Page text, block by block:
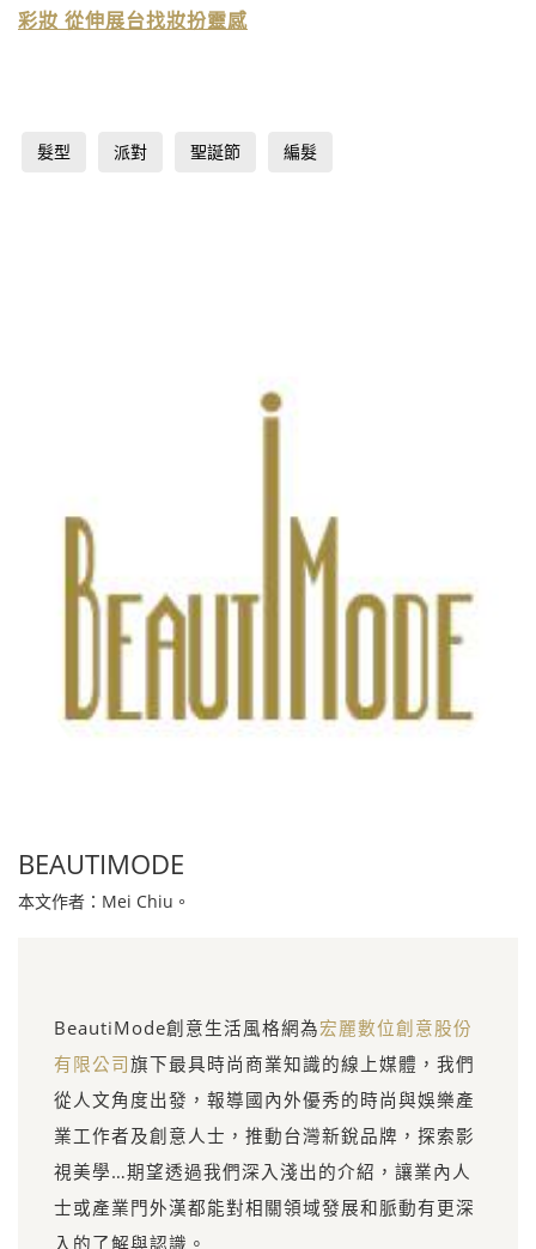
彩妝 從伸展台找妝扮靈感
髮型 派對 聖誕節 編髮
BEAUTIMODE
本文作者：Mei Chiu。
BeautiMode創意生活風格網為宏麗數位創意股份
有限公司旗下最具時尚商業知識的線上媒體，我們
從人文角度出發，報導國內外優秀的時尚與娛樂產
業工作者及創意人士，推動台灣新銳品牌，探索影
視美學…期望透過我們深入淺出的介紹，讓業內人
士或產業門外漢都能對相關領域發展和脈動有更深
入的了解與認識。